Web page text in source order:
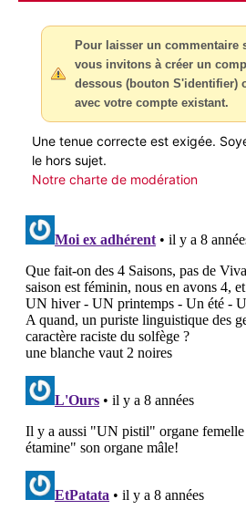
Pour laisser un commentaire
vous invitons à créer un
dessous (bouton S'identifier)
avec votre compte existant.
Une tenue correcte est exigée.
le hors sujet.
Notre charte de modération